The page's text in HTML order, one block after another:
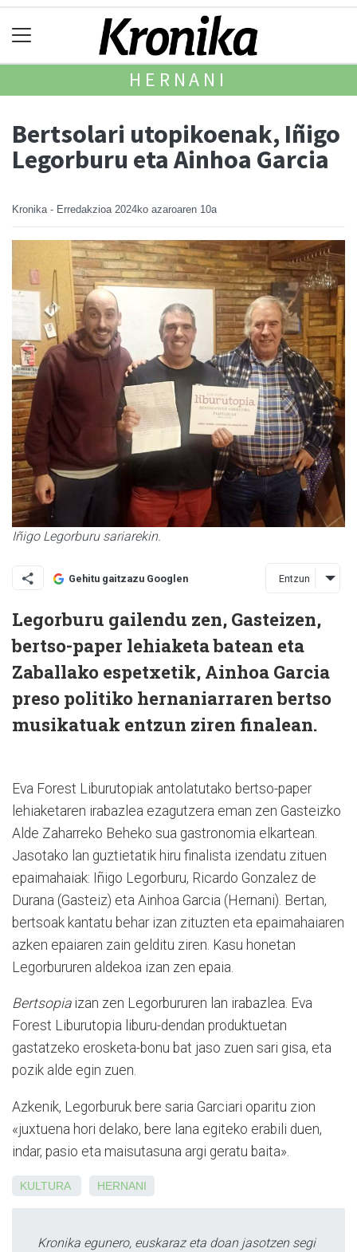
HERNANI
Bertsolari utopikoenak, Iñigo
Legorburu eta Ainhoa Garcia
Kronika - Erredakzioa 2024ko azaroaren 10a
Iñigo Legorburu sariarekin.
Gehitu gaitzazu Googlen Entzun
Legorburu gailendu zen, Gasteizen,
bertso-paper lehiaketa batean eta
Zaballako espetxetik, Ainhoa Garcia
preso politiko hernaniarrarenbertso
musikatuak entzun ziren finalean.
Eva Forest Liburutopiak antolatutako bertso-paper
lehiaketaren irabazlea ezagutzera eman zen Gasteizko
Alde Zaharreko Beheko sua gastronomia elkartean.
Jasotako lan guztietatik hiru finalista izendatu zituen
epaimahaiak: Iñigo Legorburu, Ricardo Gonzalez de
Durana (Gasteiz) eta Ainhoa Garcia (Hernani). Bertan,
bertsoak kantatu behar izan zituzten eta epaimahaiaren
azken epaiaren zain gelditu ziren. Kasu honetan
Legorbururen aldekoa izan zen epaia.
Bertsopiaizan zen Legorbururen lan irabazlea. Eva
Forest Liburutopia liburu-dendan produktuetan
gastatzeko erosketa-bonu bat jaso zuen sari gisa, eta
pozik alde egin zuen.
Azkenik, Legorburuk bere saria Garciari oparitu zion
«juxtuena hori delako, bere lana egiteko erabili duen,
indar, pasio eta maisutasuna argi geratu baita».
KULTURA HERNANI
Kronika egunero, euskaraz eta doan jasotzen segi